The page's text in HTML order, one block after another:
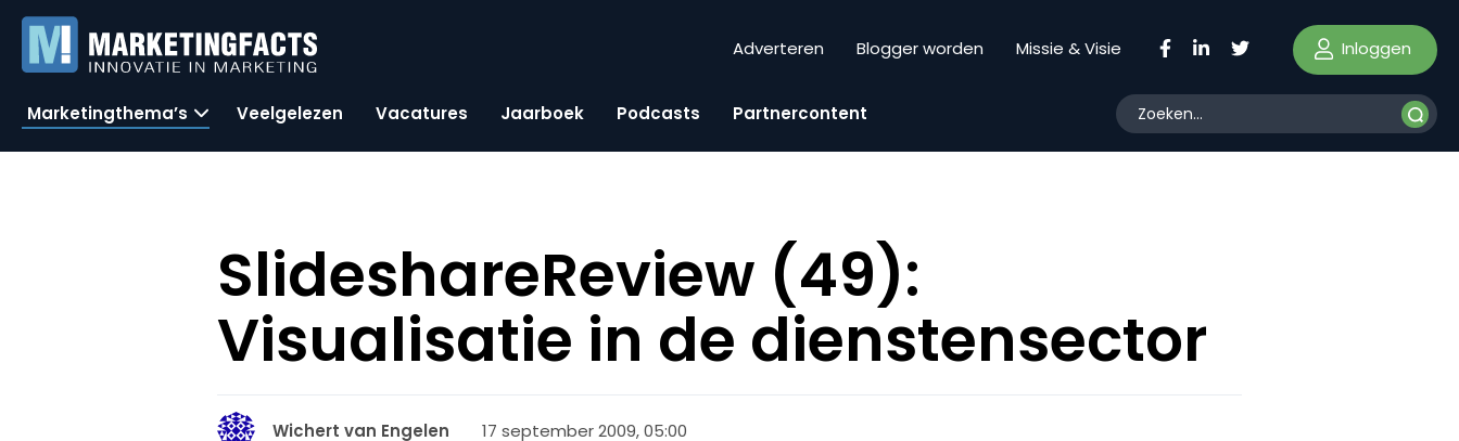
Adverteren Blogger worden Missie & Visie Inloggen
Marketingthema’s Veelgelezen Vacatures Jaarboek Podcasts Partnercontent
SlideshareReview (49):
Visualisatie in de dienstensector
Wichert van Engelen 17 september 2009, 05:00